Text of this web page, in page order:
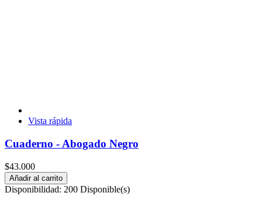
Vista rápida
Cuaderno - Abogado Negro
$43.000
Añadir al carrito
Disponibilidad: 200 Disponible(s)